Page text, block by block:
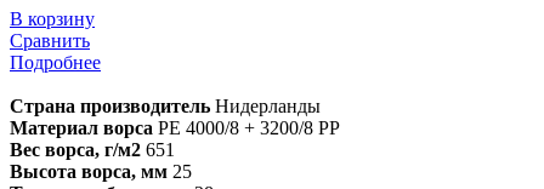
В корзину
Сравнить
Подробнее
Страна производитель Нидерланды
Материал ворса PE 4000/8 + 3200/8 PP
Вес ворса, г/м2 651
Высота ворса, мм 25